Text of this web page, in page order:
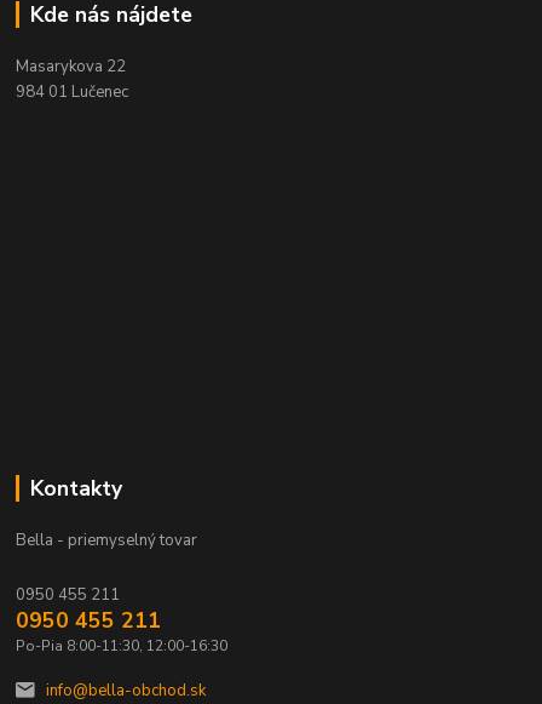
Kde nás nájdete
Masarykova 22
984 01 Lučenec
Kontakty
Bella - priemyselný tovar
0950 455 211
0950 455 211
Po-Pia 8:00-11:30, 12:00-16:30
info@bella-obchod.sk